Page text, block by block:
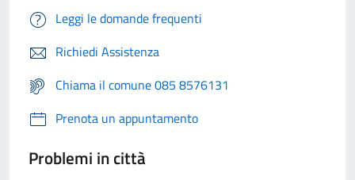
Leggi le domande frequenti
Richiedi Assistenza
Chiama il comune 085 8576131
Prenota un appuntamento
Problemi in città